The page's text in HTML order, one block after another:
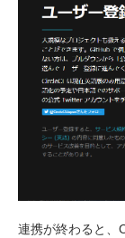
連携が終わると、